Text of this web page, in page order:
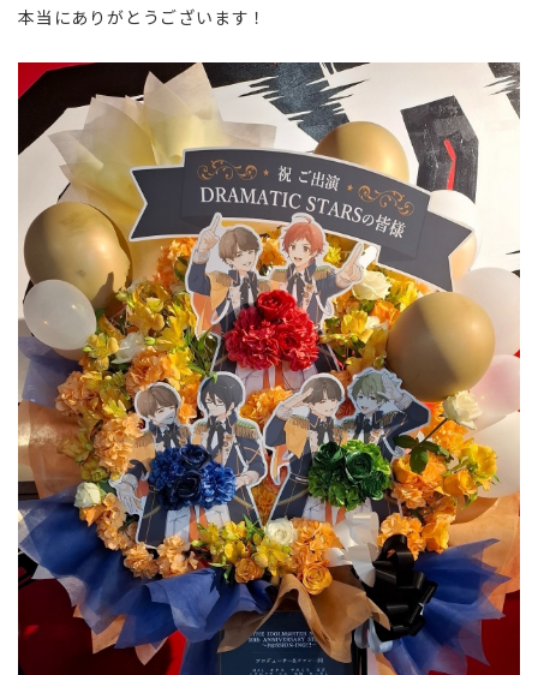
本当にありがとうございます！